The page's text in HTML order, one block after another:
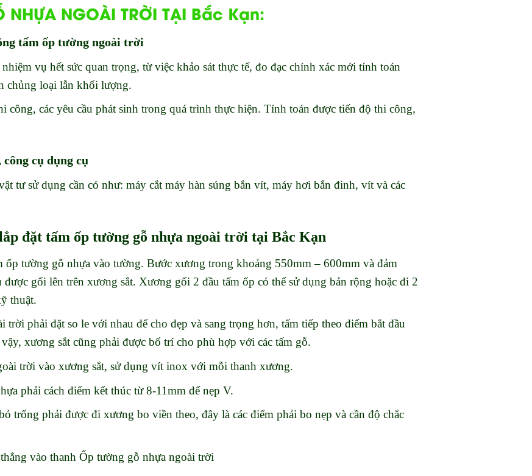
NHỰA NGOÀI TRỜI TẠI Bắc Kạn:
tấm ốp tường ngoài trời
vụ hết sức quan trọng, từ việc khảo sát thực tế, đo đạc chính xác mới tính toán
chủng loại lẫn khối lượng.
công, các yêu cầu phát sinh trong quá trình thực hiện. Tính toán được tiến độ thi công,
cụ dụng cụ
tư sử dụng cần có như: máy cắt máy hàn súng bắn vít, máy hơi bắn đinh, vít và các
đặt tấm ốp tường gỗ nhựa ngoài trời tại Bắc Kạn
ốp tường gỗ nhựa vào tường. Bước xương trong khoảng 550mm – 600mm và đảm
được gối lên trên xương sắt. Xương gối 2 đầu tấm ốp có thể sử dụng bản rộng hoặc đi 2
thuật.
trời phải đặt so le với nhau để cho đẹp và sang trọng hơn, tấm tiếp theo điểm bắt đầu
xương sắt cũng phải được bố trí cho phù hợp với các tấm gỗ.
trời vào xương sắt, sử dụng vít inox với mỗi thanh xương.
phải cách điểm kết thúc từ 8-11mm để nẹp V.
trống phải được đi xương bo viền theo, đây là các điểm phải bo nẹp và cần độ chắc
vào thanh Ốp tường gỗ nhựa ngoài trời